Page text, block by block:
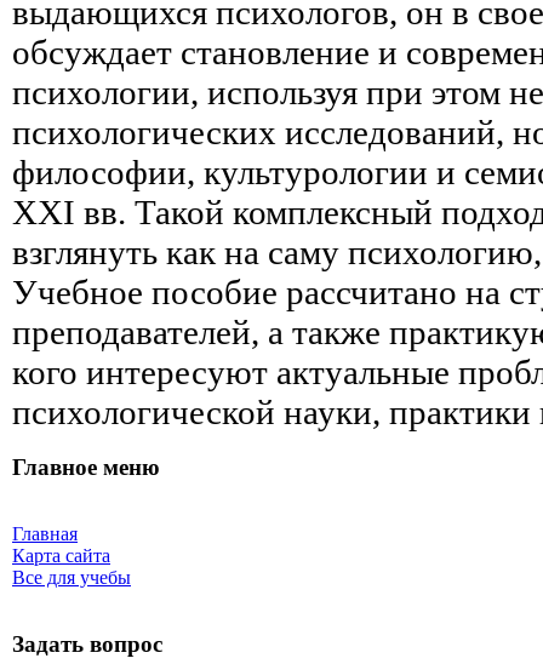
выдающихся психологов, он в
обсуждает становление и
психологии, используя при этом
психологических исследований,
философии, культурологии и
XXI вв. Такой комплексный
взглянуть как на саму
Учебное пособие рассчитано на
преподавателей, а также
кого интересуют актуальные
психологической науки, практики
Главное меню
Главная
Карта сайта
Все для учебы
Задать вопрос